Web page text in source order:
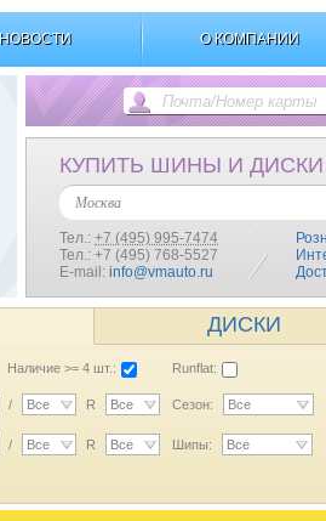
НОВОСТИ О КОМПАНИИ
КУПИТЬ ШИНЫ И ДИСКИ
Москва
Тел.: +7 (495) 995-7474
Тел.: +7 (495) 768-5527
E-mail: info@vmauto.ru
ДИСКИ
Наличие >= 4 шт.: Runflat:
/ Все R Все Сезон: Все
/ Все R Все Шипы: Все